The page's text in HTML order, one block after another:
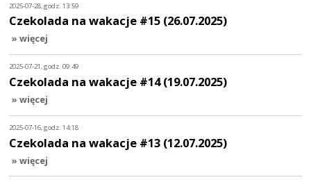
2025-07-28, godz. 13:59
Czekolada na wakacje #15 (26.07.2025)
» więcej
2025-07-21, godz. 09:49
Czekolada na wakacje #14 (19.07.2025)
» więcej
2025-07-16, godz. 14:18
Czekolada na wakacje #13 (12.07.2025)
» więcej